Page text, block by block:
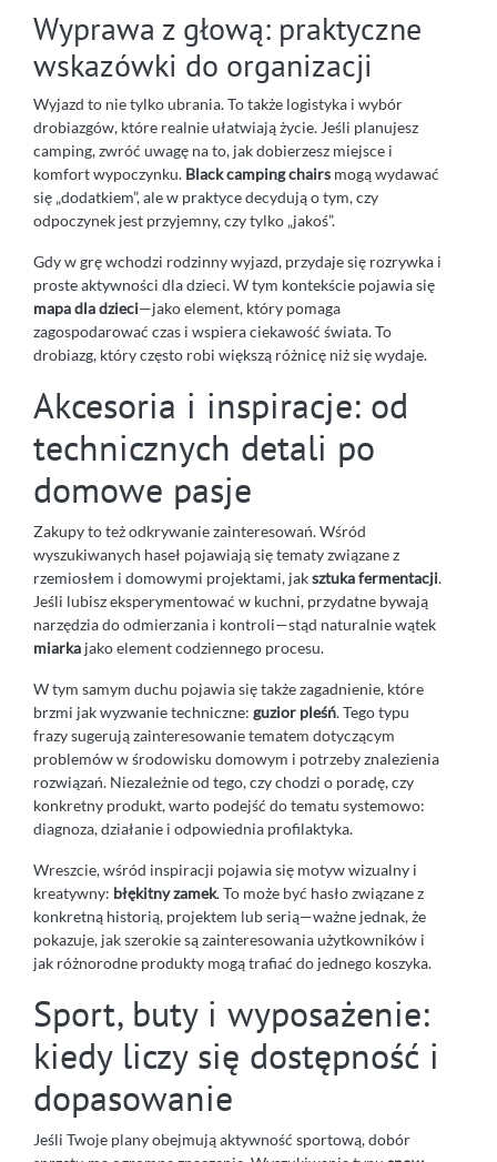
Wyprawa z głową: praktyczne
wskazówki do organizacji
Wyjazd to nie tylko ubrania. To także logistyka i wybór
drobiazgów, które realnie ułatwiają życie. Jeśli planujesz
camping, zwróć uwagę na to, jak dobierzesz miejsce i
komfort wypoczynku. Black camping chairs mogą wydawać
się „dodatkiem”, ale w praktyce decydują o tym, czy
odpoczynek jest przyjemny, czy tylko „jakoś”.
Gdy w grę wchodzi rodzinny wyjazd, przydaje się rozrywka i
proste aktywności dla dzieci. W tym kontekście pojawia się
mapa dla dzieci—jako element, który pomaga
zagospodarować czas i wspiera ciekawość świata. To
drobiazg, który często robi większą różnicę niż się wydaje.
Akcesoria i inspiracje: od
technicznych detali po
domowe pasje
Zakupy to też odkrywanie zainteresowań. Wśród
wyszukiwanych haseł pojawiają się tematy związane z
rzemiosłem i domowymi projektami, jaksztuka fermentacji.
Jeśli lubisz eksperymentować w kuchni, przydatne bywają
narzędzia do odmierzania i kontroli—stąd naturalnie wątek
miarka jako element codziennego procesu.
W tym samym duchu pojawia się także zagadnienie, które
brzmi jak wyzwanie techniczne: guzior pleśń. Tego typu
frazy sugerują zainteresowanie tematem dotyczącym
problemów w środowisku domowym i potrzeby znalezienia
rozwiązań. Niezależnie od tego, czy chodzi o poradę, czy
konkretny produkt, warto podejść do tematu systemowo:
diagnoza, działanie i odpowiednia profilaktyka.
Wreszcie, wśród inspiracji pojawia się motyw wizualny i
kreatywny: błękitny zamek. To może być hasło związane z
konkretną historią, projektem lub serią—ważne jednak, że
pokazuje, jak szerokie są zainteresowania użytkowników i
jak różnorodne produkty mogą trafiać do jednego koszyka.
Sport, buty i wyposażenie:
kiedy liczy się dostępność i
dopasowanie
Jeśli Twoje plany obejmują aktywność sportową, dobór